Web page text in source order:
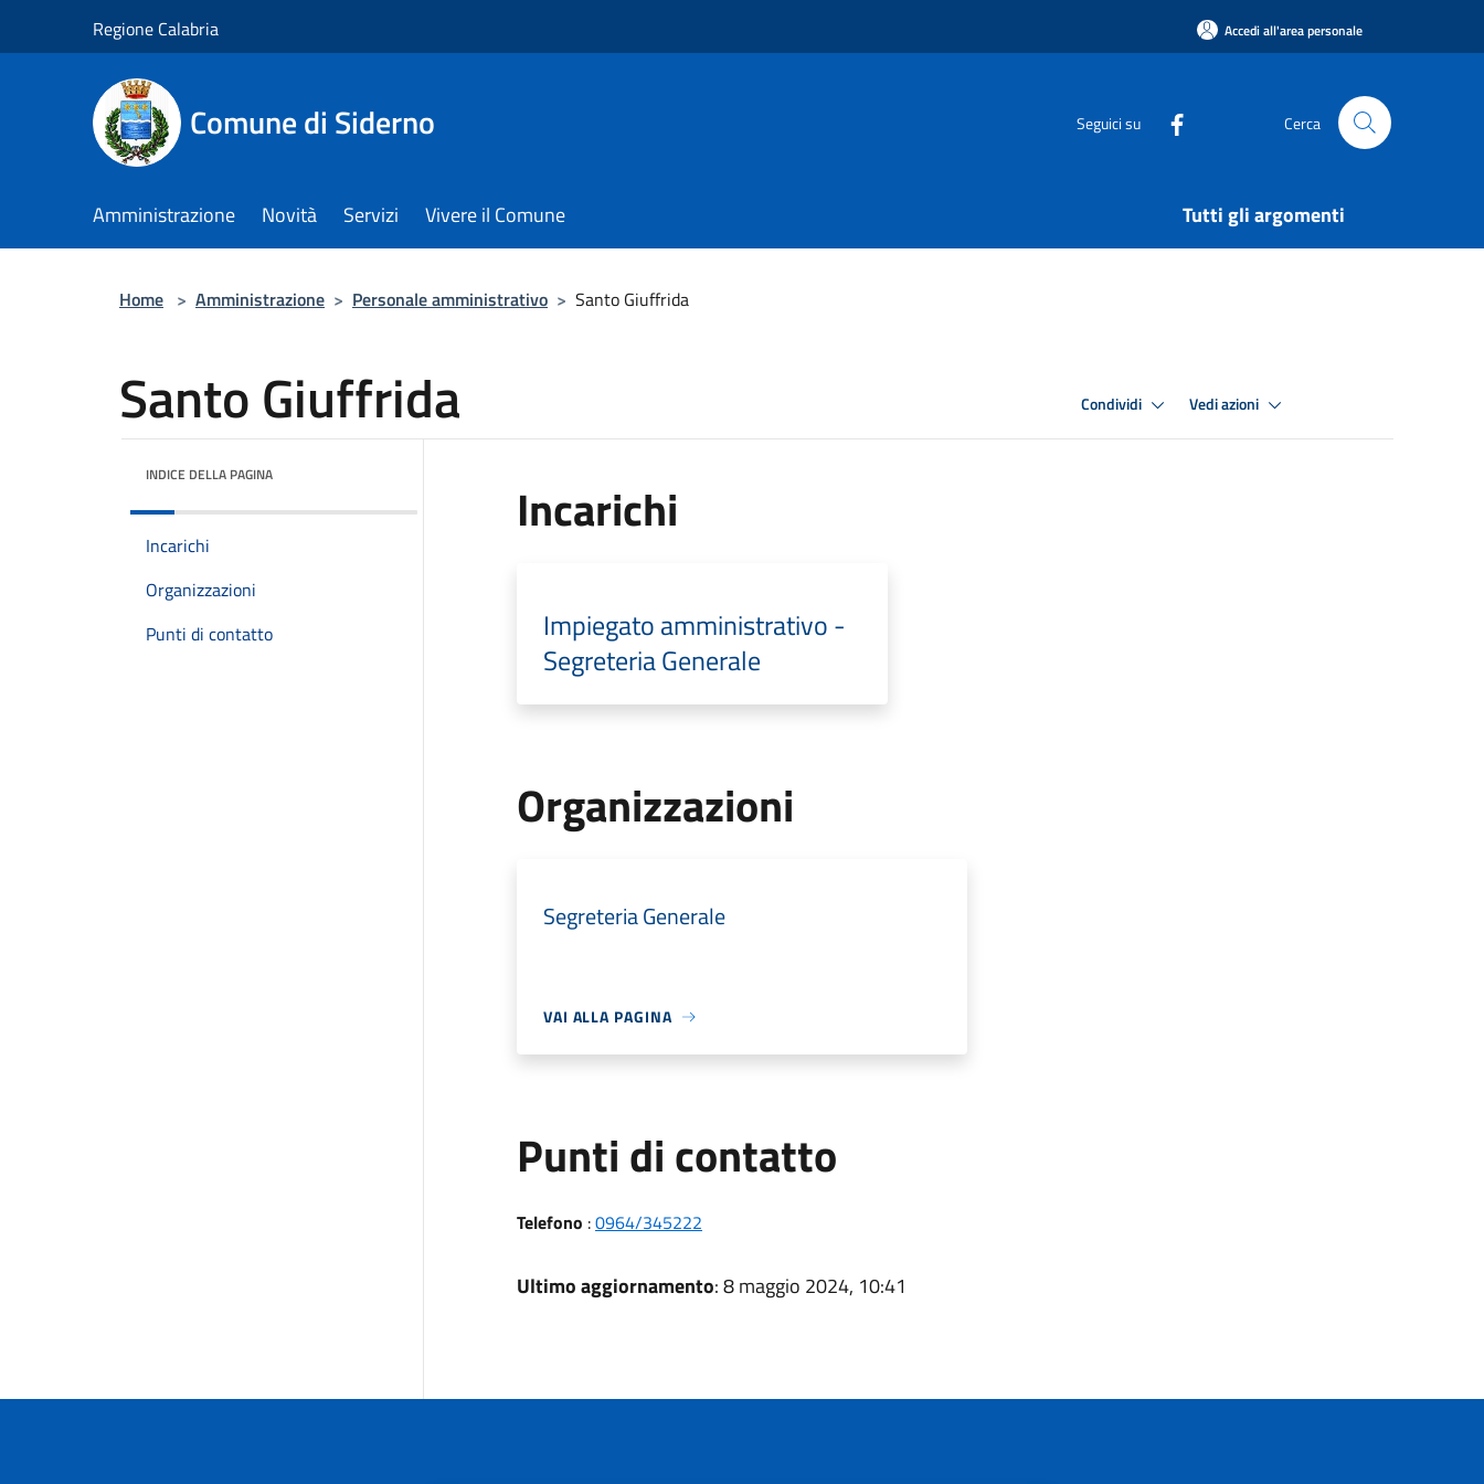
Regione Calabria Accedi all'area personale
Comune di Siderno Seguici su Cerca
Amministrazione Novità Servizi Vivere il Comune Tutti gli argomenti
Home > Amministrazione > Personale amministrativo > Santo Giuffrida
Santo Giuffrida Condividi Vedi azioni
INDICE DELLA PAGINA
Incarichi
Organizzazioni
Punti di contatto
Incarichi
Impiegato amministrativo -
Segreteria Generale
Organizzazioni
Segreteria Generale
VAI ALLA PAGINA
Punti di contatto
Telefono :0964/345222
Ultimo aggiornamento: 8 maggio 2024, 10:41